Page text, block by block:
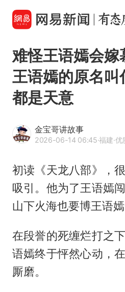
难怪王语嫣会
王语嫣的原名叫
都是天意
金宝哥讲故事
2026-06-14 06:45·福建·优
初读《天龙八部》，
吸引。他为了王语嫣
山下火海也要博王语嫣
在段誉的死缠烂打之
语嫣终于怦然心动，
厮磨。